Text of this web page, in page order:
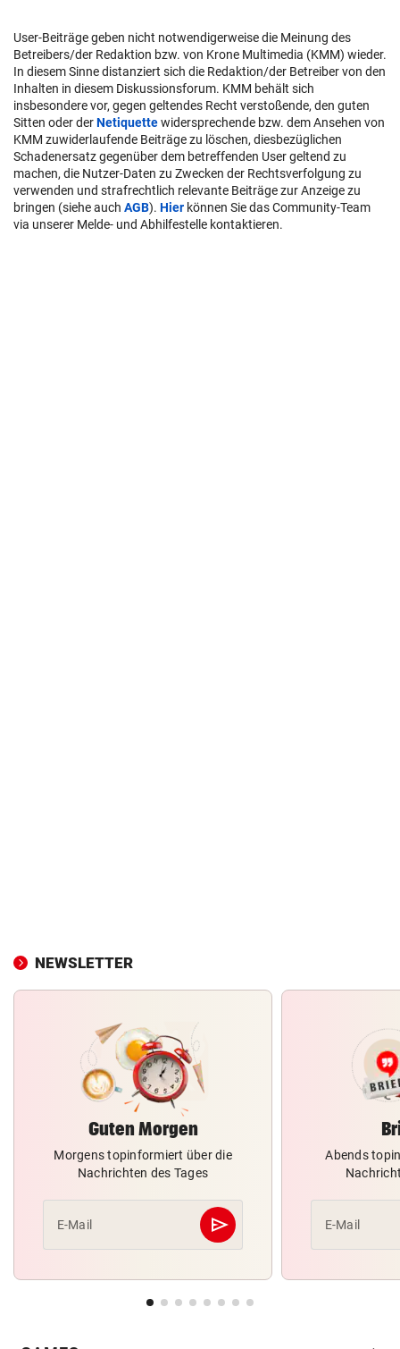
User-Beiträge geben nicht notwendigerweise die Meinung des
Betreibers/der Redaktion bzw. von Krone Multimedia (KMM) wieder.
In diesem Sinne distanziert sich die Redaktion/der Betreiber von den
Inhalten in diesem Diskussionsforum. KMM behält sich
insbesondere vor, gegen geltendes Recht verstoßende, den guten
Sitten oder derNetiquettewidersprechende bzw. dem Ansehen von
KMM zuwiderlaufende Beiträge zu löschen, diesbezüglichen
Schadenersatz gegenüber dem betreffenden User geltend zu
machen, die Nutzer-Daten zu Zwecken der Rechtsverfolgung zu
verwenden und strafrechtlich relevante Beiträge zur Anzeige zu
bringen (siehe auch AGB). Hier können Sie das Community-Team
via unserer Melde- und Abhilfestelle kontaktieren.
NEWSLETTER
Guten Morgen
Morgens topinformiert über die
Nachrichten des Tages
E-Mail send
Abschicken
Abends
E-Mail